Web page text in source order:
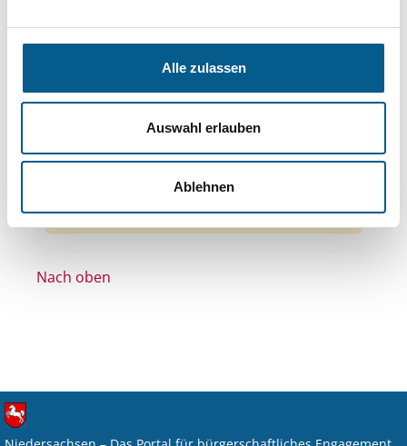
Alle zulassen
Auswahl erlauben
Ablehnen
Themen: Denkmalschutz
Themen: Kirchliche Zwecke
Themen: Integration
Stiftungstyp: Lokal tätige Stiftung
Alle Filter entfernen
Nach oben